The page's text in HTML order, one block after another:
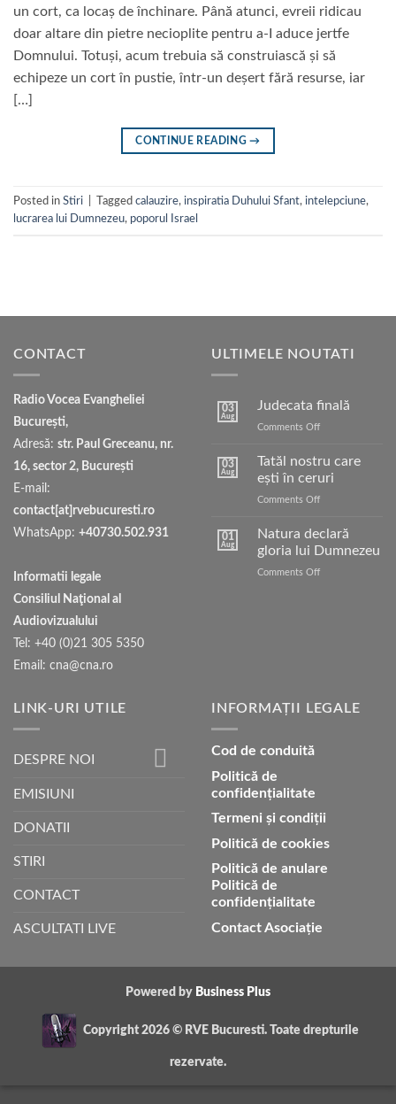
un cort, ca locaș de închinare. Până atunci, evreii ridicau
doar altare din pietre necioplite pentru a-I aduce jertfe
Domnului. Totuși, acum trebuia să construiască și să
echipeze un cort în pustie, într-un deșert fără resurse, iar
[…]
CONTINUE READING→
Posted in Stiri Tagged calauzire, inspiratia Duhului Sfant, intelepciune,
lucrarea lui Dumnezeu, poporul Israel
CONTACT
Radio Vocea Evangheliei
București,
Adresă: str. Paul Greceanu, nr.
16, sector 2, București
E-mail:
contact[at]rvebucuresti.ro
WhatsApp: +40730.502.931
Informatii legale
Consiliul Naţional al
Audiovizualului
Tel: +40 (0)21 305 5350
Email: cna@cna.ro
ULTIMELE NOUTATI
03
Aug
Judecata finală
Comments Offon
03
Aug
Tatăl nostru care
ești în ceruri
Comments Offon
nostru
care
în
01
Aug
Natura declară
gloria lui Dumnezeu
Comments Offon
LINK-URI UTILE
DESPRE NOI
EMISIUNI
DONATII
STIRI
CONTACT
ASCULTATI LIVE
INFORMAȚII LEGALE
Cod de conduită
Politică de
confidențialitate
Termeni și condiții
Politică de cookies
Politică de anulare
Politică de
confidențialitate
Contact Asociație
Powered by Business Plus
Copyright 2026 © RVE Bucuresti. Toate drepturile
rezervate.